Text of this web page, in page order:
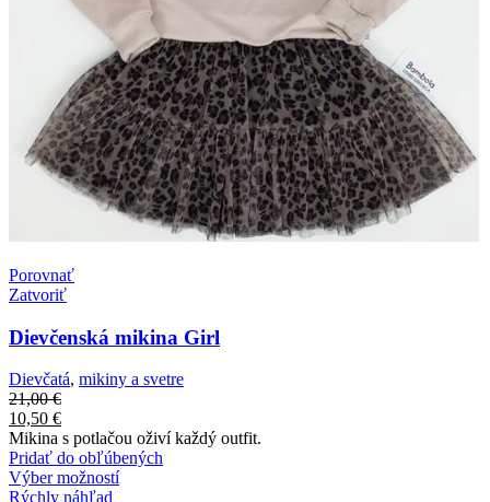
Porovnať
Zatvoriť
Dievčenská mikina Girl
Dievčatá, mikiny a svetre
21,00€
10,50 €
Mikina s potlačou oživí každý outfit.
Pridať do obľúbených
Výber možností
Rýchly náhľad